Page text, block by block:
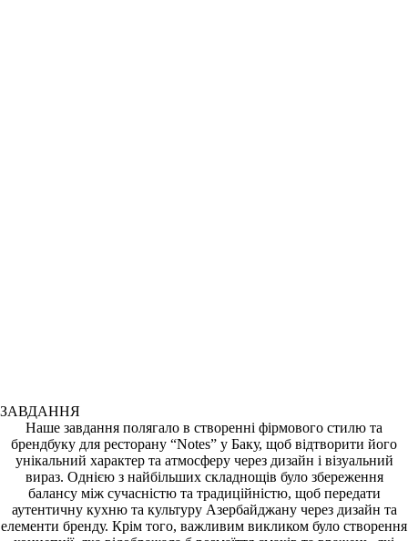
ЗАВДАННЯ
Наше завдання полягало в створенні фірмового стилю та
брендбуку для ресторану “Notes” у Баку, щоб відтворити його
унікальний характер та атмосферу через дизайн і візуальний
вираз. Однією з найбільших складнощів було збереження
балансу між сучасністю та традиційністю, щоб передати
аутентичну кухню та культуру Азербайджану через дизайн та
елементи бренду. Крім того, важливим викликом було створення